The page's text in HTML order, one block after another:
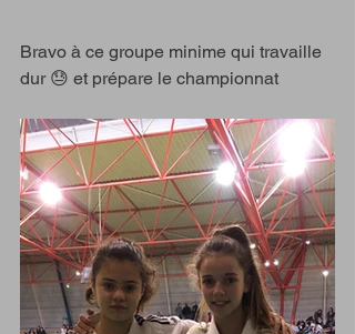
Bravo à ce groupe minime qui travaille
dur 😓 et prépare le championnat